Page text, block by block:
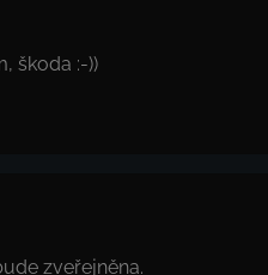
škoda :-))
zveřejněna.